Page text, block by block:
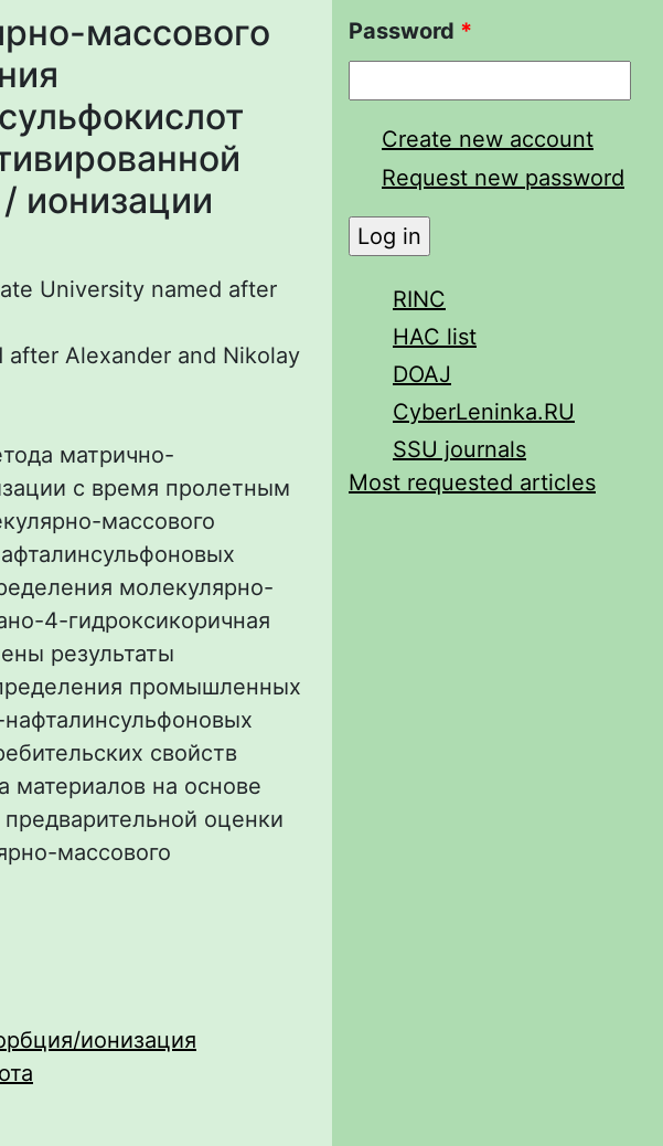
массового
ионизации
University named after
after Alexander and Nikolay
матрично-
с время пролетным
массового
молекулярно-
4-гидроксикоричная
результаты
промышленных
свойств
материалов на основе
оценки
массового
ионизация
Password *
Create new account
Request new password
RINC
HAC list
DOAJ
CyberLeninka.RU
SSU journals
Most requested articles